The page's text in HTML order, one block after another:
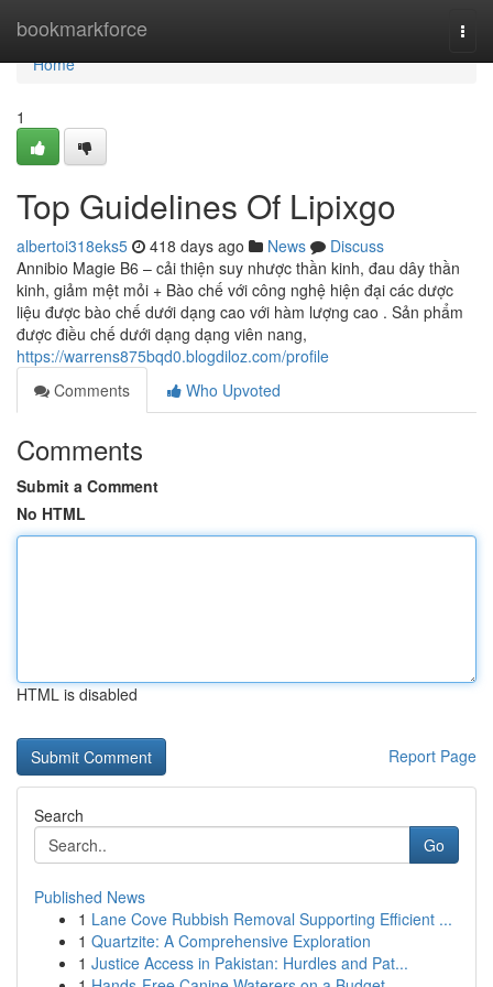
bookmarkforce
Home
Home
1
Top Guidelines Of Lipixgo
albertoi318eks5 418 days ago News
Discuss
Annibio Magie B6 – cải thiện suy nhược thần kinh, đau dây thần
kinh, giảm mệt mỏi + Bào chế với công nghệ hiện đại các dược
liệu được bào chế dưới dạng cao với hàm lượng cao . Sản phẩm
được điều chế dưới dạng dạng viên nang,
https://warrens875bqd0.blogdiloz.com/profile
Comments
Who Upvoted
Comments
Submit a Comment
No HTML
HTML is disabled
Report Page
Search
Go
Published News
1 Lane Cove Rubbish Removal Supporting Efficient ...
1 Quartzite: A Comprehensive Exploration
1 Justice Access in Pakistan: Hurdles and Pat...